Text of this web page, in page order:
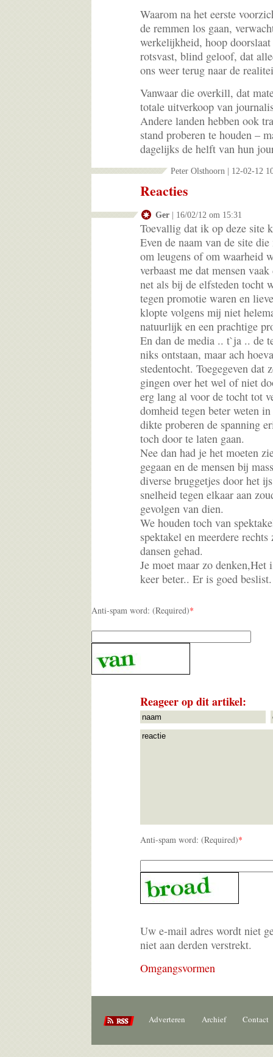
Waarom na het eerste
de remmen los gaan,
werkelijkheid, hoop
rotsvast, blind geloof, dat
ons weer terug naar de
Vanwaar die overkill, dat
totale uitverkoop van
Andere landen hebben ook
stand proberen te houden –
dagelijks de helft van hun
Peter Olsthoorn | 12-02-12
Reacties
Ger | 16/02/12 om 15:31
Toevallig dat ik op deze site
Even de naam van de site
om leugens of om waarheid
verbaast me dat mensen
net als bij de elfsteden tocht
tegen promotie waren en
klopte volgens mij niet
natuurlijk en een prachtige
En dan de media .. t`ja .. de
niks ontstaan, maar ach
stedentocht. Toegegeven dat
gingen over het wel of niet
erg lang al voor de tocht tot
domheid tegen beter weten
dikte proberen de spanning
toch door te laten gaan.
Nee dan had je het moeten
gegaan en de mensen bij
diverse bruggetjes door het
snelheid tegen elkaar aan
gevolgen van dien.
We houden toch van
spektakel en meerdere
dansen gehad.
Je moet maar zo denken,Het
keer beter.. Er is goed
Anti-spam word: (Required)*
Reageer op dit artikel:
Anti-spam word: (Required)*
Uw e-mail adres wordt niet
niet aan derden verstrekt.
Omgangsvormen
Adverteren Archief Contact